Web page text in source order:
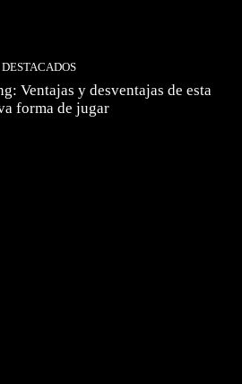
DESTACADOS
Ventajas y desventajas de esta
forma de jugar